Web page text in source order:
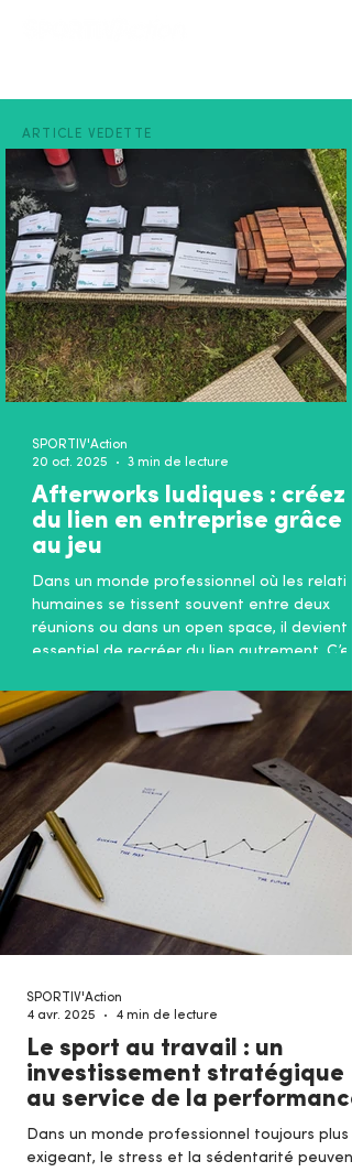
ARTICLE VEDETTE
Afterworks ludiques : créez
du lien en entreprise grâce
au jeu
Dans un monde professionnel où les
humaines se tissent souvent entre deux
réunions ou dans un open space, il devient
essentiel de recréer du lien autrement.
concept d’ afterworks autour de jeux : des
moments conviviaux, originaux et
pour mieux se connaître, s’amuser et
renforcer la cohésion d’équipe. Mais ces
afterworks ne sont pas de simples soirées
détente. Ils ont un véritable objectif :
favoriser la comm
SPORTIV'Action
20 oct. 2025
3 min de lecture
Le sport au travail : un
investissement stratégique
au service de la performance
Dans un monde professionnel toujours plus
exigeant, le stress et la sédentarité peuvent
SPORTIV'Action
4 avr. 2025
4 min de lecture